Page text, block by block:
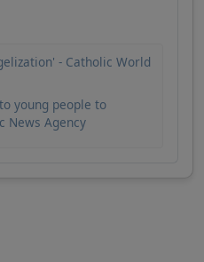
- Catholic World
young people to
News Agency